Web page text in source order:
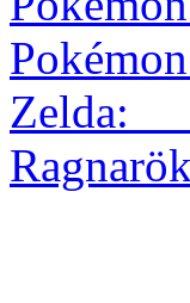
Zelda:
Ragnarök